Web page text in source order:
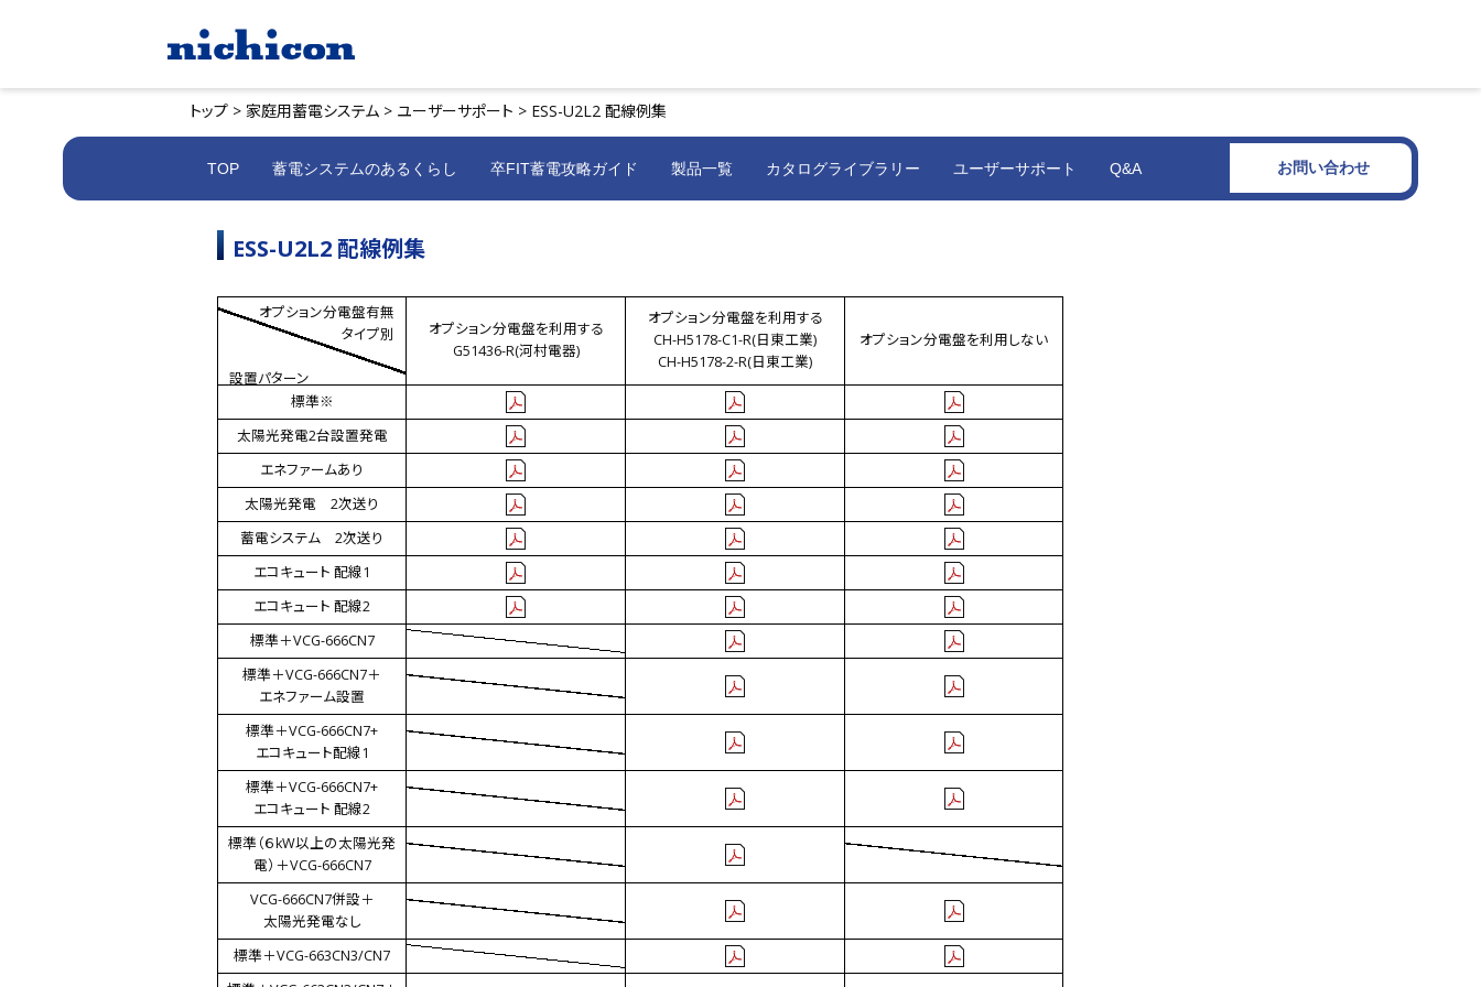
トップ > 家庭用蓄電システム > ユーザーサポート > ESS-U2L2 配線例集
TOP 蓄電システムのあるくらし 卒FIT蓄電攻略ガイド 製品一覧 カタログライブラリー ユーザーサポート Q&A お問い合わせ
ESS-U2L2 配線例集
オプション分電盤有無
タイプ別
設置パターン
オプション分電盤を利用する
G51436-R(河村電器)
オプション分電盤を利用する
CH-H5178-C1-R(日東工業)
CH-H5178-2-R(日東工業)
オプション分電盤を利用しない
標準※
太陽光発電2台設置発電
エネファームあり
太陽光発電 2次送り
蓄電システム 2次送り
エコキュート 配線1
エコキュート 配線2
標準＋VCG-666CN7
標準＋VCG-666CN7＋
エネファーム設置
標準＋VCG-666CN7+
エコキュート配線1
標準＋VCG-666CN7+
エコキュート 配線2
標準（６kW以上の太陽光発
電）＋VCG-666CN7
VCG-666CN7併設＋
太陽光発電なし
標準＋VCG-663CN3/CN7